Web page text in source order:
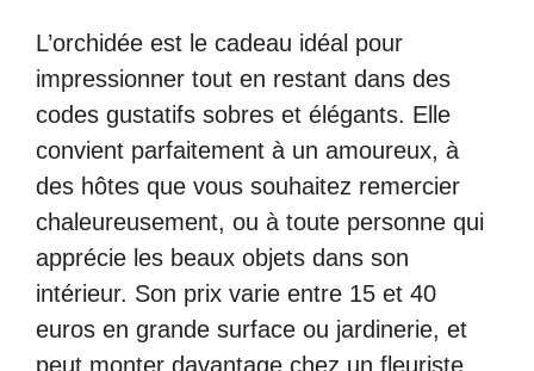
L’orchidée est le cadeau idéal pour
impressionner tout en restant dans des
codes gustatifs sobres et élégants. Elle
convient parfaitement à un amoureux, à
des hôtes que vous souhaitez remercier
chaleureusement, ou à toute personne qui
apprécie les beaux objets dans son
intérieur. Son prix varie entre 15 et 40
euros en grande surface ou jardinerie, et
peut monter davantage chez un fleuriste